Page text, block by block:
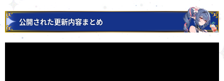
公開された更新内容まとめ